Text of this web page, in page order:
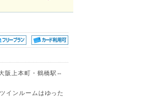
阪上本町・鶴橋駅⇔
インルームはゆった